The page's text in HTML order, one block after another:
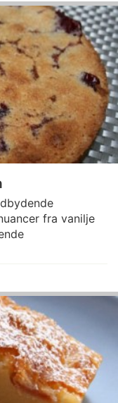
fra vanilje